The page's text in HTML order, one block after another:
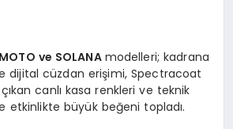
ve SOLANA modelleri; kadrana
dijital cüzdan erişimi, Spectracoat
canlı kasa renkleri ve teknik
etkinlikte büyük beğeni topladı.